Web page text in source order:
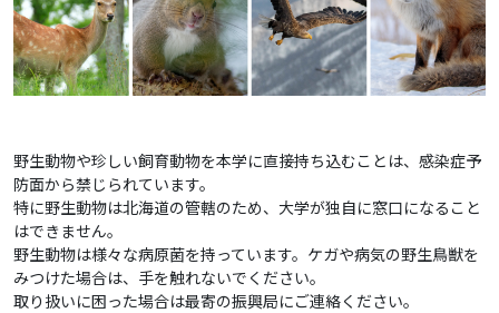
野生動物や珍しい飼育動物を本学に直接持ち込むことは、感染症予
防面から禁じられています。
特に野生動物は北海道の管轄のため、大学が独自に窓口になること
はできません。
野生動物は様々な病原菌を持っています。ケガや病気の野生鳥獣を
みつけた場合は、手を触れないでください。
取り扱いに困った場合は最寄の振興局にご連絡ください。